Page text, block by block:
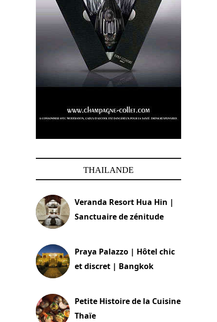
THAILANDE
Veranda Resort Hua Hin |
Sanctuaire de zénitude
Praya Palazzo | Hôtel chic
et discret | Bangkok
Petite Histoire de la Cuisine
Thaïe